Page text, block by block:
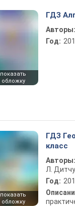
показать
обложку
ГДЗ
Авторы:
Год:
показать
обложку
ГДЗ
класс
Авторы:
Л.
Год: